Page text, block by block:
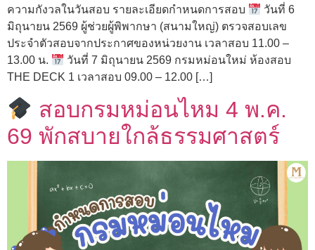
ความกังวลในวันสอบ รายละเอียดกำหนดการสอบ
วันที่ 6
มิถุนายน 2569 ผู้ช่วยผู้พิพากษา (สนามใหญ่) ตรวจสอบเลข
ประจำตัวสอบจากประกาศของหน่วยงาน เวลาสอบ 11.00 –
13.00 น.
วันที่ 7 มิถุนายน 2569 กรมหม่อนใหม่ ห้องสอบ
THE DECK 1 เวลาสอบ 09.00 – 12.00 […]
สอบกรมหม่อนไหม 4 พ.ค.
69 พักสบายใกล้ธรรมศาสตร์